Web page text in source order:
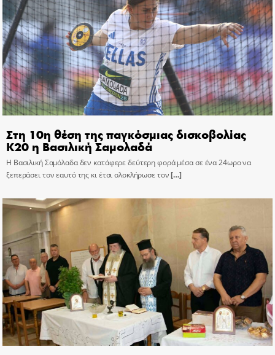
Στη 10η θέση της παγκόσμιας δισκοβολίας
Κ20 η Βασιλική Σαμολαδά
Η Βασιλική Σαμόλαδα δεν κατάφερε δεύτερη φορά μέσα σε ένα 24ωρο να
ξεπεράσει τον εαυτό της κι έτσι ολοκλήρωσε τον[…]